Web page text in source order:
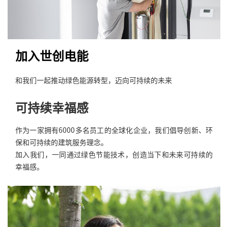
加入世创电能
和我们一起推动绿色能源转型，迈向可持续的未来
可持续幸福感
作为一家拥有6000多名员工的全球化企业，我们倡导创新、环
保和可持续的建筑服务理念。
加入我们，一同通过绿色节能技术，创造当下和未来可持续的
幸福感。